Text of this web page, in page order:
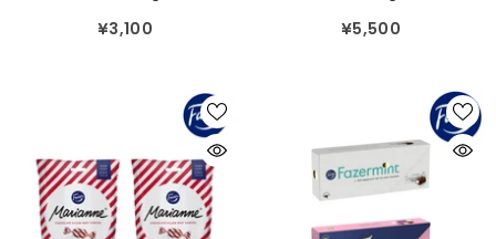
¥3,100 ¥5,500